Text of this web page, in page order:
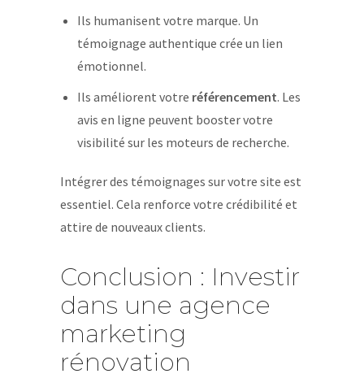
Ils humanisent votre marque. Un
témoignage authentique crée un lien
émotionnel.
Ils améliorent votre référencement. Les
avis en ligne peuvent booster votre
visibilité sur les moteurs de recherche.
Intégrer des témoignages sur votre site est
essentiel. Cela renforce votre crédibilité et
attire de nouveaux clients.
Conclusion : Investir
dans une agence
marketing
rénovation